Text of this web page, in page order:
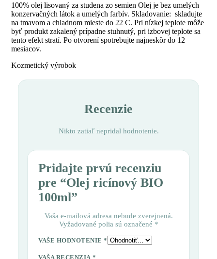
100% olej lisovaný za studena zo semien Olej je bez umelých
konzervačných látok a umelých farbív. Skladovanie: skladujte
na tmavom a chladnom mieste do 22 C. Pri nízkej teplote môže
byť produkt zakalený prípadne stuhnutý, pri izbovej teplote sa
tento efekt stratí. Po otvorení spotrebujte najneskôr do 12
mesiacov.
Kozmetický výrobok
Recenzie
Nikto zatiaľ nepridal hodnotenie.
Pridajte prvú recenziu
pre “Olej ricínový BIO
100ml”
Vaša e-mailová adresa nebude zverejnená.
Vyžadované polia sú označené *
VAŠE HODNOTENIE *
VAŠA RECENZIA *